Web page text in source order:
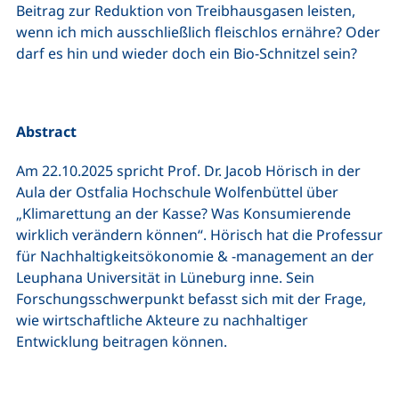
Beitrag zur Reduktion von Treibhausgasen leisten,
wenn ich mich ausschließlich fleischlos ernähre? Oder
darf es hin und wieder doch ein Bio-Schnitzel sein?
Abstract
Am 22.10.2025 spricht Prof. Dr. Jacob Hörisch in der
Aula der Ostfalia Hochschule Wolfenbüttel über
„Klimarettung an der Kasse? Was Konsumierende
wirklich verändern können“. Hörisch hat die Professur
für Nachhaltigkeitsökonomie & -management an der
Leuphana Universität in Lüneburg inne. Sein
Forschungsschwerpunkt befasst sich mit der Frage,
wie wirtschaftliche Akteure zu nachhaltiger
Entwicklung beitragen können.